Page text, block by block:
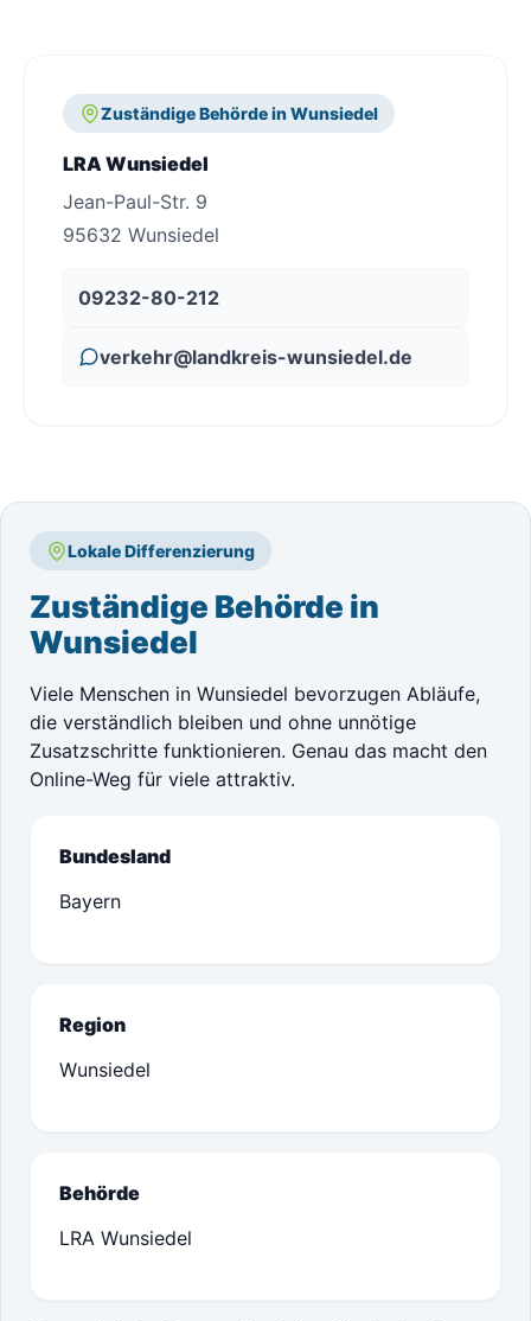
Zuständige Behörde in Wunsiedel
LRA Wunsiedel
Jean-Paul-Str. 9
95632 Wunsiedel
09232-80-212
verkehr@landkreis-wunsiedel.de
Lokale Differenzierung
Zuständige Behörde in
Wunsiedel
Viele Menschen in Wunsiedel bevorzugen Abläufe,
die verständlich bleiben und ohne unnötige
Zusatzschritte funktionieren. Genau das macht den
Online-Weg für viele attraktiv.
Bundesland
Bayern
Region
Wunsiedel
Behörde
LRA Wunsiedel